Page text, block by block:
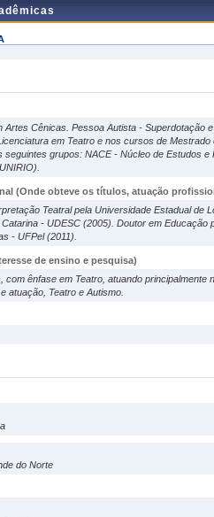
Cênicas. Pessoa Autista - Superdotação
em Teatro e nos cursos de
seguintes grupos: NACE - Núcleo de Estudos
(Onde obteve os títulos, atuação
Teatral pela Universidade Estadual de
- UDESC (2005). Doutor em
- UFPel (2011).
de ensino e pesquisa)
com ênfase em Teatro, atuando
atuação, Teatro e Autismo.
do Norte